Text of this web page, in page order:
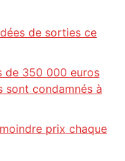
de sorties ce
de 350 000 euros
sont condamnés à
prix chaque